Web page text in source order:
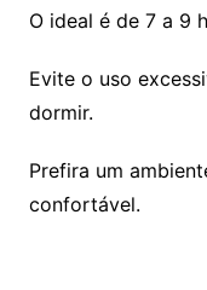
O ideal é de 7 a 9
Evite o uso
dormir.
Prefira um
confortável.